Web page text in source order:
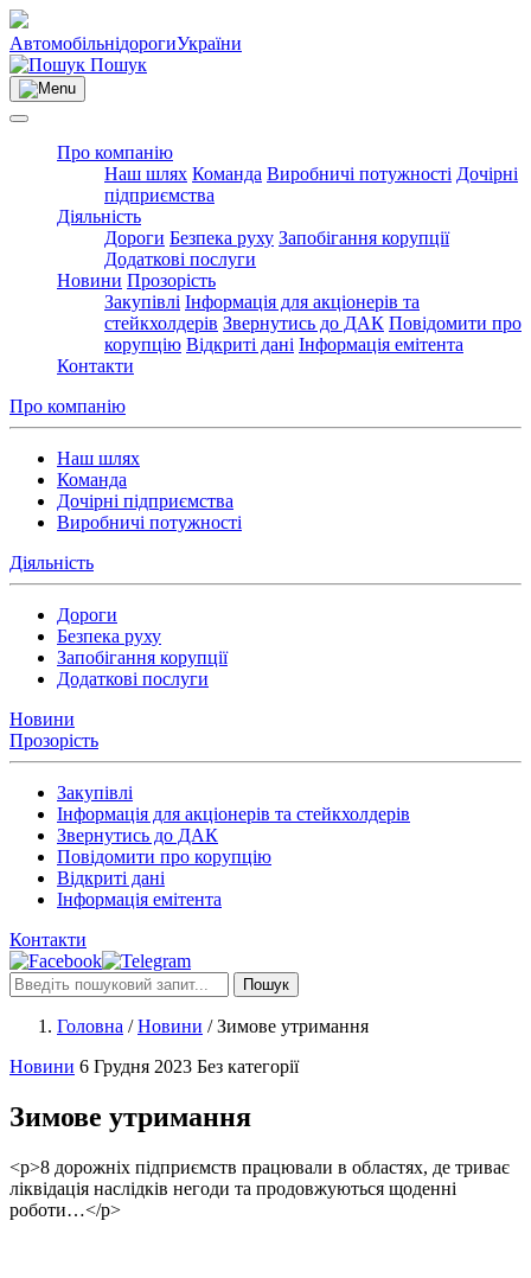
АвтомобільнідорогиУкраїни
Пошук
Про компанію
Наш шлях Команда Виробничі потужності Дочірні
підприємства
Діяльність
Дороги Безпека руху Запобігання корупції
Додаткові послуги
Новини Прозорість
Закупівлі Інформація для акціонерів та
стейкхолдерів Звернутись до ДАК Повідомити про
корупцію Відкриті дані Інформація емітента
Контакти
Про компанію
Наш шлях
Команда
Дочірні підприємства
Виробничі потужності
Діяльність
Дороги
Безпека руху
Запобігання корупції
Додаткові послуги
Новини
Прозорість
Закупівлі
Інформація для акціонерів та стейкхолдерів
Звернутись до ДАК
Повідомити про корупцію
Відкриті дані
Інформація емітента
Контакти
Пошук
Головна /Новини /Зимове утримання
Новини 6 Грудня 2023 Без категорії
Зимове утримання
<p>8 дорожніх підприємств працювали в областях, де триває
ліквідація наслідків негоди та продовжуються щоденні
роботи…</p>